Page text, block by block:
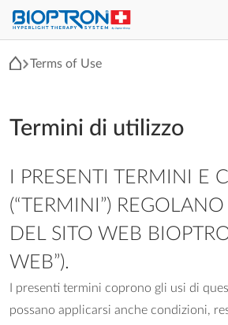
Terms of Use
Termini di utilizzo
I PRESENTI TERMINI E
(“TERMINI”)
DEL SITO WEB
WEB”).
I presenti termini coprono gli usi di
possano applicarsi anche condizioni,